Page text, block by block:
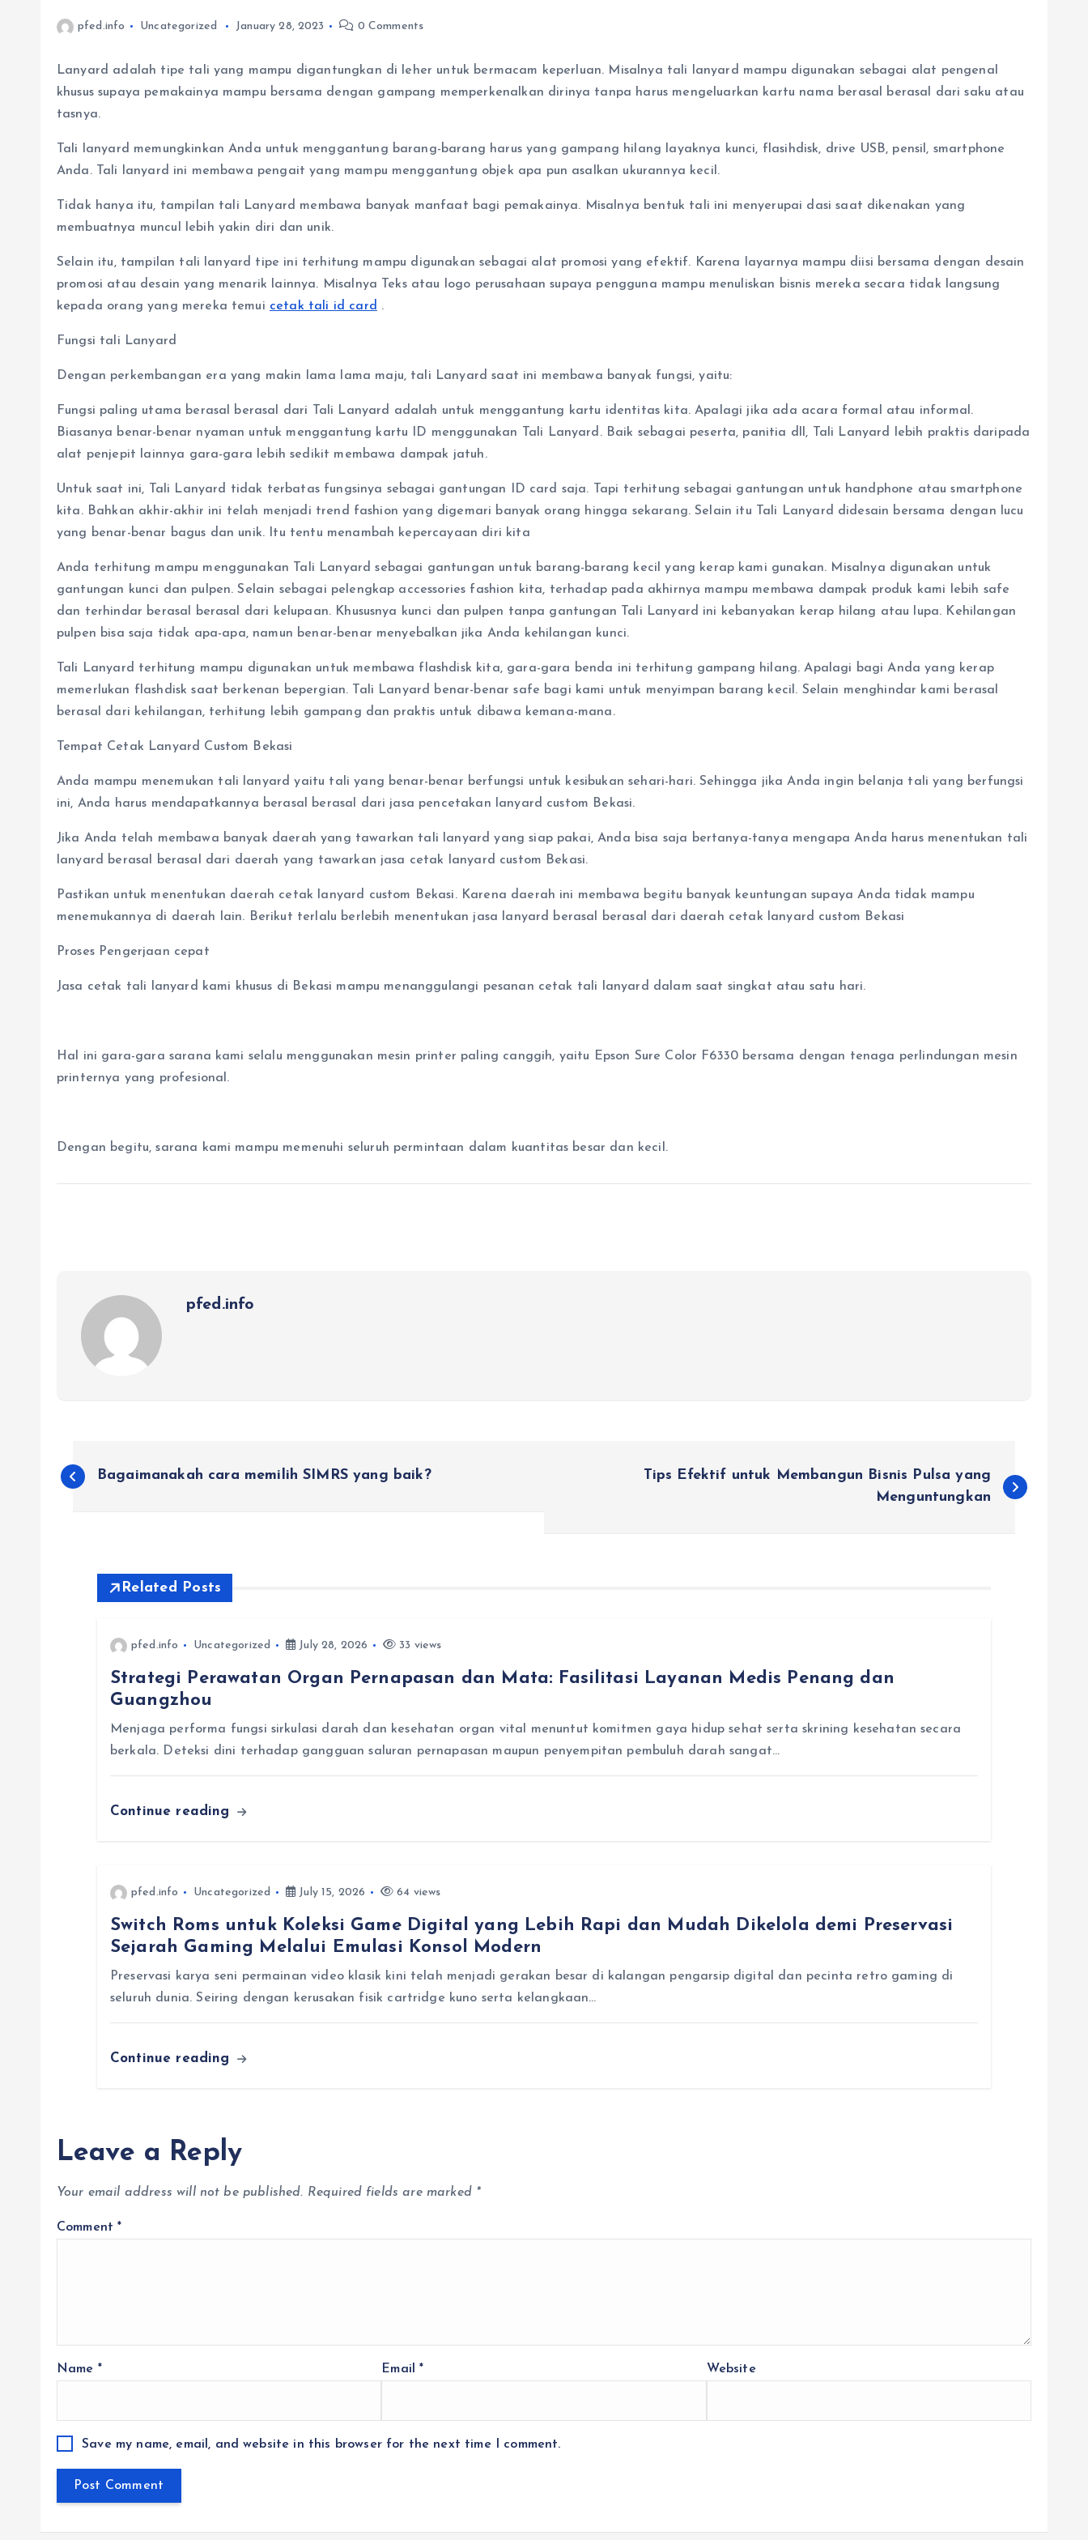
pfed.info Uncategorized January 28, 2023 0 Comments
Lanyard adalah tipe tali yang mampu digantungkan di leher untuk bermacam keperluan. Misalnya tali lanyard mampu digunakan sebagai alat pengenal
khusus supaya pemakainya mampu bersama dengan gampang memperkenalkan dirinya tanpa harus mengeluarkan kartu nama berasal berasal dari saku atau
tasnya.
Tali lanyard memungkinkan Anda untuk menggantung barang-barang harus yang gampang hilang layaknya kunci, flasihdisk, drive USB, pensil, smartphone
Anda. Tali lanyard ini membawa pengait yang mampu menggantung objek apa pun asalkan ukurannya kecil.
Tidak hanya itu, tampilan tali Lanyard membawa banyak manfaat bagi pemakainya. Misalnya bentuk tali ini menyerupai dasi saat dikenakan yang
membuatnya muncul lebih yakin diri dan unik.
Selain itu, tampilan tali lanyard tipe ini terhitung mampu digunakan sebagai alat promosi yang efektif. Karena layarnya mampu diisi bersama dengan desain
promosi atau desain yang menarik lainnya. Misalnya Teks atau logo perusahaan supaya pengguna mampu menuliskan bisnis mereka secara tidak langsung
kepada orang yang mereka temui cetak tali id card .
Fungsi tali Lanyard
Dengan perkembangan era yang makin lama lama maju, tali Lanyard saat ini membawa banyak fungsi, yaitu:
Fungsi paling utama berasal berasal dari Tali Lanyard adalah untuk menggantung kartu identitas kita. Apalagi jika ada acara formal atau informal.
Biasanya benar-benar nyaman untuk menggantung kartu ID menggunakan Tali Lanyard. Baik sebagai peserta, panitia dll, Tali Lanyard lebih praktis daripada
alat penjepit lainnya gara-gara lebih sedikit membawa dampak jatuh.
Untuk saat ini, Tali Lanyard tidak terbatas fungsinya sebagai gantungan ID card saja. Tapi terhitung sebagai gantungan untuk handphone atau smartphone
kita. Bahkan akhir-akhir ini telah menjadi trend fashion yang digemari banyak orang hingga sekarang. Selain itu Tali Lanyard didesain bersama dengan lucu
yang benar-benar bagus dan unik. Itu tentu menambah kepercayaan diri kita
Anda terhitung mampu menggunakan Tali Lanyard sebagai gantungan untuk barang-barang kecil yang kerap kami gunakan. Misalnya digunakan untuk
gantungan kunci dan pulpen. Selain sebagai pelengkap accessories fashion kita, terhadap pada akhirnya mampu membawa dampak produk kami lebih safe
dan terhindar berasal berasal dari kelupaan. Khususnya kunci dan pulpen tanpa gantungan Tali Lanyard ini kebanyakan kerap hilang atau lupa. Kehilangan
pulpen bisa saja tidak apa-apa, namun benar-benar menyebalkan jika Anda kehilangan kunci.
Tali Lanyard terhitung mampu digunakan untuk membawa flashdisk kita, gara-gara benda ini terhitung gampang hilang. Apalagi bagi Anda yang kerap
memerlukan flashdisk saat berkenan bepergian. Tali Lanyard benar-benar safe bagi kami untuk menyimpan barang kecil. Selain menghindar kami berasal
berasal dari kehilangan, terhitung lebih gampang dan praktis untuk dibawa kemana-mana.
Tempat Cetak Lanyard Custom Bekasi
Anda mampu menemukan tali lanyard yaitu tali yang benar-benar berfungsi untuk kesibukan sehari-hari. Sehingga jika Anda ingin belanja tali yang berfungsi
ini, Anda harus mendapatkannya berasal berasal dari jasa pencetakan lanyard custom Bekasi.
Jika Anda telah membawa banyak daerah yang tawarkan tali lanyard yang siap pakai, Anda bisa saja bertanya-tanya mengapa Anda harus menentukan tali
lanyard berasal berasal dari daerah yang tawarkan jasa cetak lanyard custom Bekasi.
Pastikan untuk menentukan daerah cetak lanyard custom Bekasi. Karena daerah ini membawa begitu banyak keuntungan supaya Anda tidak mampu
menemukannya di daerah lain. Berikut terlalu berlebih menentukan jasa lanyard berasal berasal dari daerah cetak lanyard custom Bekasi
Proses Pengerjaan cepat
Jasa cetak tali lanyard kami khusus di Bekasi mampu menanggulangi pesanan cetak tali lanyard dalam saat singkat atau satu hari.
Hal ini gara-gara sarana kami selalu menggunakan mesin printer paling canggih, yaitu Epson Sure Color F6330 bersama dengan tenaga perlindungan mesin
printernya yang profesional.
Dengan begitu, sarana kami mampu memenuhi seluruh permintaan dalam kuantitas besar dan kecil.
pfed.info
P
Bagaimanakah cara memilih SIMRS yang baik?
Tips Efektif untuk Membangun Bisnis Pulsa yang
Menguntungkan
Related Posts
pfed.info Uncategorized July 28, 2026 33 views
Strategi Perawatan Organ Pernapasan dan Mata: Fasilitasi Layanan Medis Penang dan
Guangzhou
Menjaga performa fungsi sirkulasi darah dan kesehatan organ vital menuntut komitmen gaya hidup sehat serta skrining kesehatan secara
berkala. Deteksi dini terhadap gangguan saluran pernapasan maupun penyempitan pembuluh darah sangat…
Continue reading
pfed.info Uncategorized July 15, 2026 64 views
Switch Roms untuk Koleksi Game Digital yang Lebih Rapi dan Mudah Dikelola demi Preservasi
Sejarah Gaming Melalui Emulasi Konsol Modern
Preservasi karya seni permainan video klasik kini telah menjadi gerakan besar di kalangan pengarsip digital dan pecinta retro gaming di
seluruh dunia. Seiring dengan kerusakan fisik cartridge kuno serta kelangkaan…
Continue reading
Leave a Reply
Your email address will not be published. Required fields are marked *
Comment*
Name * Email* Website
Save my name, email, and website in this browser for the next time I comment.